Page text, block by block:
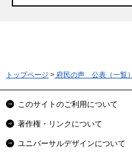
トップページ > 府民の声 公表（一覧）
このサイトのご利用について
著作権・リンクについて
ユニバーサルデザインについて